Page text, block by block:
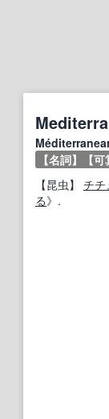
【名詞】
【
【昆虫 】 チチ
る》.